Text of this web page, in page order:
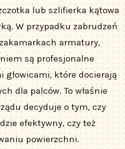
lub szlifierka kątowa
W przypadku zabrudzeń
armatury,
są profesjonalne
które docierają
dla palców. To właśnie
decyduje o tym, czy
efektywny, czy też
powierzchni.